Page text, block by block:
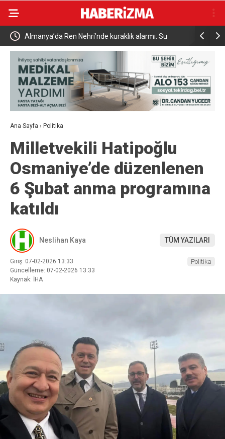
Almanya’da Ren Nehri’nde kuraklık alarmı: Su
seviyesinde tarihi düşüş yaşandı
Ana Sayfa › Politika
Milletvekili Hatipoğlu
Osmaniye’de düzenlenen
6 Şubat anma programına
katıldı
Neslihan Kaya TÜM YAZILARI
Giriş: 07-02-2026 13:33
Güncelleme: 07-02-2026 13:33
Kaynak: İHA
Politika